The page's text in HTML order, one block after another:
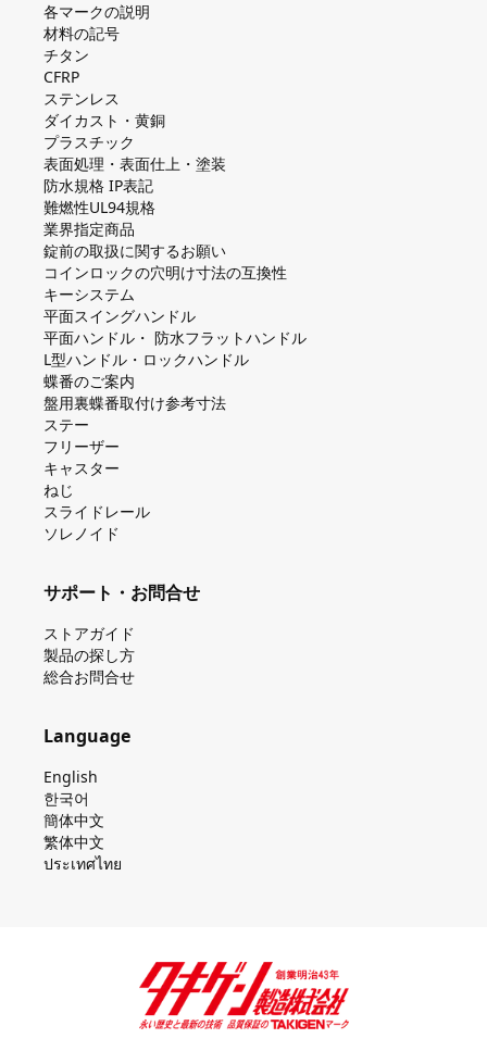
各マークの説明
材料の記号
チタン
CFRP
ステンレス
ダイカスト・⻩銅
プラスチック
表面処理・表面仕上・塗装
防⽔規格 IP表記
難燃性UL94規格
業界指定商品
錠前の取扱に関するお願い
コインロックの⽳明け⼨法の互換性
キーシステム
平⾯スイングハンドル
平⾯ハンドル・ 防⽔フラットハンドル
L型ハンドル・ロックハンドル
蝶番のご案内
盤⽤裏蝶番取付け参考⼨法
ステー
フリーザー
キャスター
ねじ
スライドレール
ソレノイド
サポート・お問合せ
ストアガイド
製品の探し⽅
総合お問合せ
Language
English
한국어
簡体中文
繁体中文
ประเทศไทย